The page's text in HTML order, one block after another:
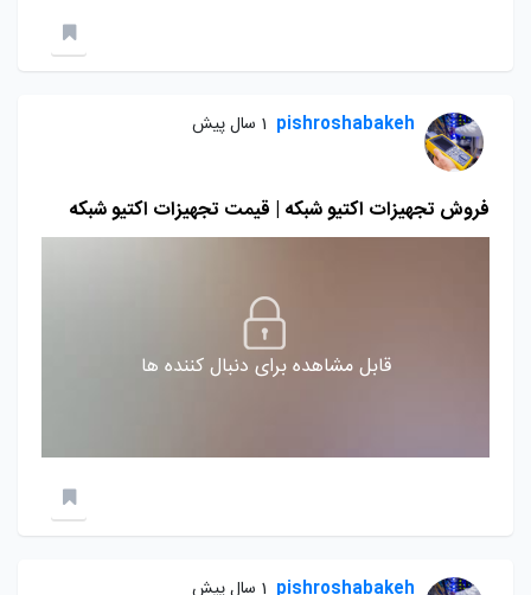
pishroshabakeh 1 سال پیش
فروش تجهیزات اکتیو شبکه | قیمت تجهیزات اکتیو شبکه
قابل مشاهده برای دنبال کننده ها
pishroshabakeh 1 سال پیش